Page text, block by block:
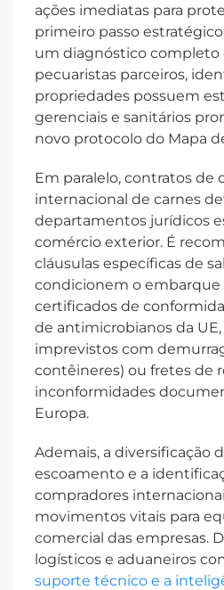
ações imediatas para
primeiro passo
um diagnóstico completo
pecuaristas parceiros,
propriedades possuem
gerenciais e sanitários
novo protocolo do Mapa
Em paralelo, contratos de
internacional de carnes
departamentos jurídicos
comércio exterior. É
cláusulas específicas de
condicionem o embarque
certificados de
de antimicrobianos da
imprevistos com
contêineres) ou fretes de
inconformidades
Europa.
Ademais, a diversificação
escoamento e a
compradores
movimentos vitais para
comercial das empresas.
logísticos e aduaneiros
suporte técnico e a